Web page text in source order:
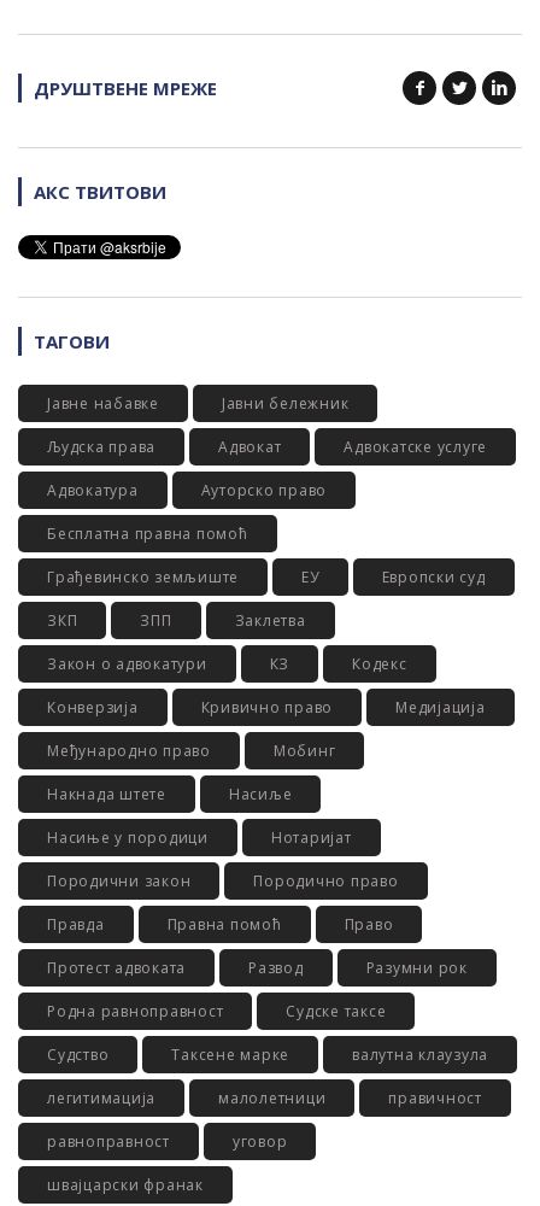
ДРУШТВЕНЕ МРЕЖЕ
АКС ТВИТОВИ
ТАГОВИ
Јавне набавке Јавни бележник
Људска права Адвокат Адвокатске услуге
Адвокатура Ауторско право
Бесплатна правна помоћ
Грађевинско земљиште ЕУ Европски суд
ЗКП ЗПП Заклетва
Закон о адвокатури КЗ Кодекс
Конверзија Кривично право Медијација
Међународно право Мобинг
Накнада штете Насиље
Насиње у породици Нотаријат
Породични закон Породично право
Правда Правна помоћ Право
Протест адвоката Развод Разумни рок
Родна равноправност Судске таксе
Судство Таксене марке валутна клаузула
легитимација малолетници правичност
равноправност уговор
швајцарски франак